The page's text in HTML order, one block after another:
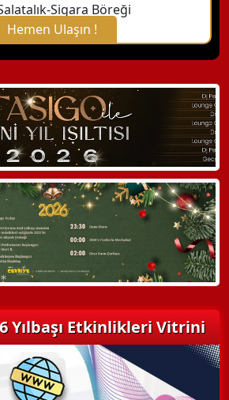
Sigara Böreği
Hemen Ulaşın !
X Kapat
ile Bilgi Alın
Alın
Yılbaşı Etkinlikleri Vitrini